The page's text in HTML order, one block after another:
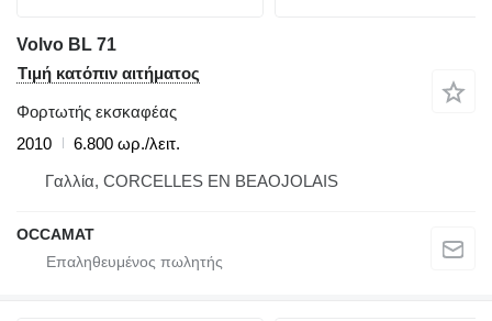
Volvo BL 71
Τιμή κατόπιν αιτήματος
Φορτωτής εκσκαφέας
2010
6.800 ωρ./λειτ.
Γαλλία, CORCELLES EN BEAOJOLAIS
OCCAMAT